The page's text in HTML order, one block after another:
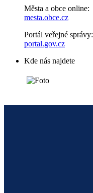
Města a obce online:
mesta.obce.cz
Portál veřejné správy:
portal.gov.cz
Kde nás najdete